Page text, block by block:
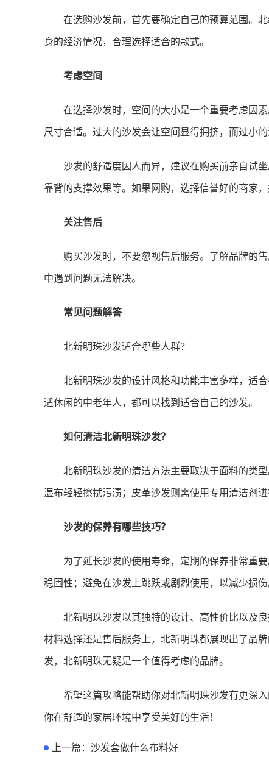
在选购沙发前，首先要确定自己的预算范围。
身的经济情况，合理选择适合的款式。
考虑空间
在选择沙发时，空间的大小是一个重要考虑因
尺寸合适。过大的沙发会让空间显得拥挤，而过小
沙发的舒适度因人而异，建议在购买前亲自试
靠背的支撑效果等。如果网购，选择信誉好的商家
关注售后
购买沙发时，不要忽视售后服务。了解品牌的
中遇到问题无法解决。
常见问题解答
北新明珠沙发适合哪些人群？
北新明珠沙发的设计风格和功能丰富多样，适
适休闲的中老年人，都可以找到适合自己的沙发。
如何清洁北新明珠沙发？
北新明珠沙发的清洁方法主要取决于面料的类
湿布轻轻擦拭污渍；皮革沙发则需使用专用清洁剂
沙发的保养有哪些技巧？
为了延长沙发的使用寿命，定期的保养非常重
稳固性；避免在沙发上跳跃或剧烈使用，以减少损伤
北新明珠沙发以其独特的设计、高性价比以及
材料选择还是售后服务上，北新明珠都展现出了品
发，北新明珠无疑是一个值得考虑的品牌。
希望这篇攻略能帮助你对北新明珠沙发有更深
你在舒适的家居环境中享受美好的生活！
上一篇： 沙发套做什么布料好